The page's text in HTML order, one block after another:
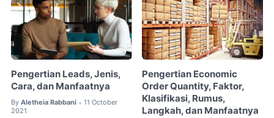
Pengertian Leads, Jenis,
Cara, dan Manfaatnya
By Aletheia Rabbani • 11 October
2021
Pengertian Economic
Order Quantity, Faktor,
Klasifikasi, Rumus,
Langkah, dan Manfaatnya